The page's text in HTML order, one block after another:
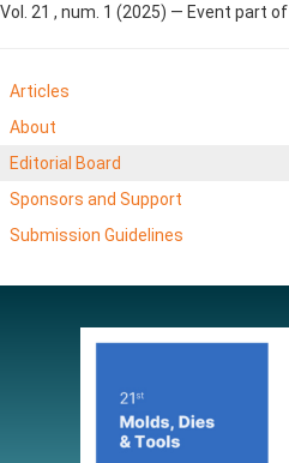
Vol. 21 , num. 1 (2025) — Event part of
Articles
About
Editorial Board
Sponsors and Support
Submission Guidelines